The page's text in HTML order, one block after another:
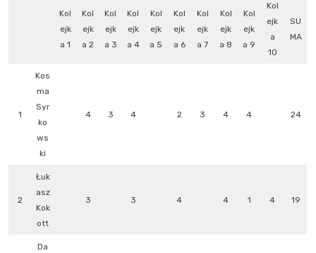
Kol
ejk
a 1
Kol
ejk
a 2
Kol
ejk
a 3
Kol
ejk
a 4
Kol
ejk
a 5
Kol
ejk
a 6
Kol
ejk
a 7
Kol
ejk
a 8
Kol
ejk
a 9
Kol
ejk
a
10
SU
MA
1
Kos
ma
Syr
ko
ws
ki
4 3 4 2 3 4 4 24
2
Łuk
asz
Kok
ott
3 3 4 4 1 4 19
Da